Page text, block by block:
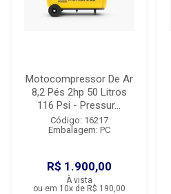
Motocompressor De Ar
8,2 Pés 2hp 50 Litros
116 Psi - Pressur...
Código: 16217
Embalagem: PC
R$ 1.900,00
À vista
ou em 10x de R$ 190,00